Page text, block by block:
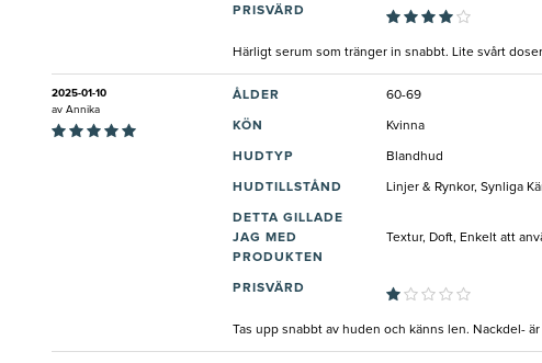
PRISVÄRD
Härligt serum som tränger in snabbt. Lite svårt
2025-01-10
av Annika
ÅLDER 60-69
KÖN Kvinna
HUDTYP Blandhud
HUDTILLSTÅND Linjer & Rynkor, Synliga
DETTA GILLADE
JAG MED
PRODUKTEN
Textur, Doft, Enkelt att
PRISVÄRD
Tas upp snabbt av huden och känns len. Nackdel-